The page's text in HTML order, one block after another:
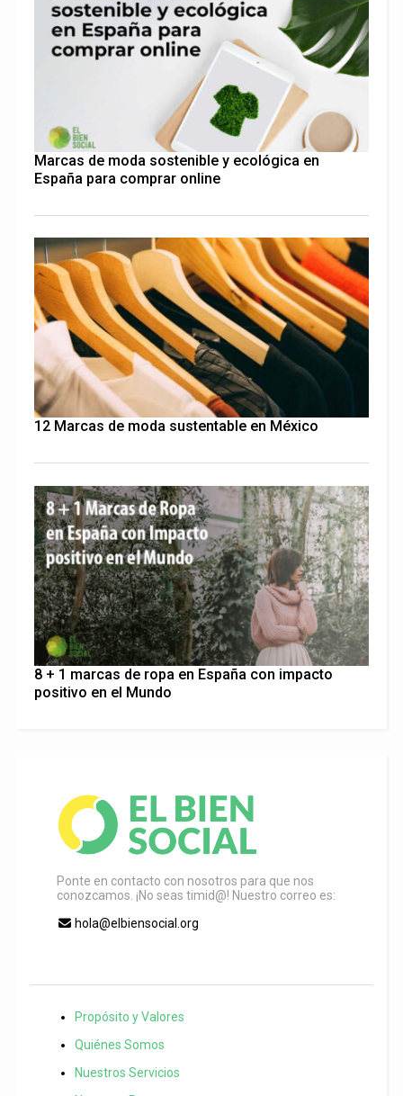
Marcas de moda sostenible y ecológica en
España para comprar online
12 Marcas de moda sustentable en México
8 + 1 marcas de ropa en España con impacto
positivo en el Mundo
Ponte en contacto con nosotros para que nos
conozcamos. ¡No seas timid@! Nuestro correo es:
hola@elbiensocial.org
Propósito y Valores
Quiénes Somos
Nuestros Servicios